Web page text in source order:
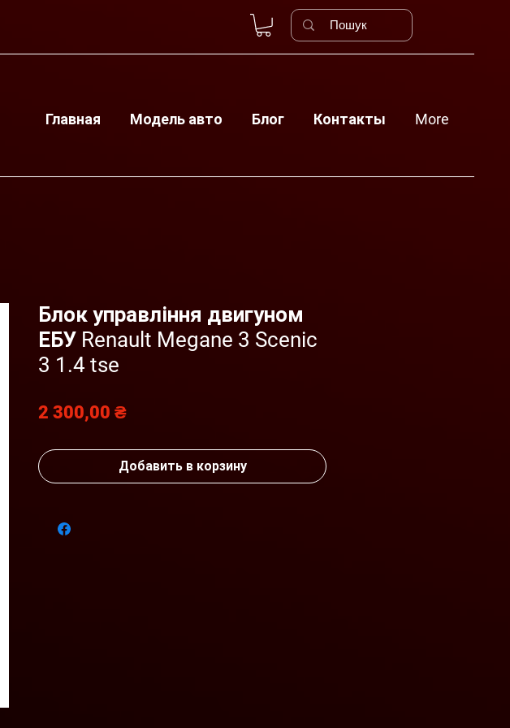
Главная Модель авто Блог Контакты More
Блок управління двигуном
ЕБУ Renault Megane 3 Scenic
3 1.4 tse
2 300,00 ₴Цена
Добавить в корзину